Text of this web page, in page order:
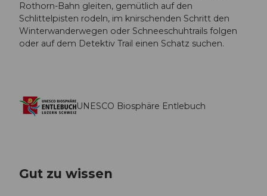
Rothorn-Bahn gleiten, gemütlich auf den
Schlittelpisten rodeln, im knirschenden Schritt den
Winterwanderwegen oder Schneeschuhtrails folgen
oder auf dem Detektiv Trail einen Schatz suchen.
UNESCO Biosphäre Entlebuch
Gut zu wissen